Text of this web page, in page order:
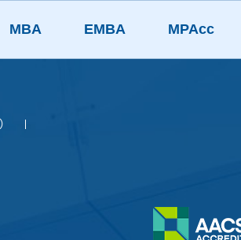
MBA EMBA MPAcc